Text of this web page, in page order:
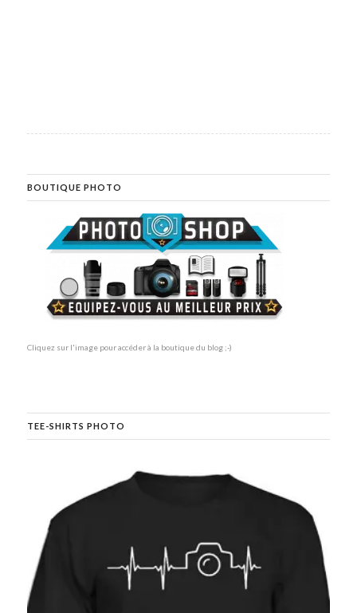
BOUTIQUE PHOTO
Cliquez sur l'image pour accéder à la boutique du blog ;-)
TEE-SHIRTS PHOTO